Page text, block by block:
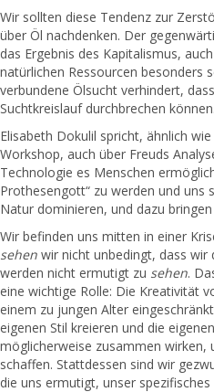
Wir sollten diese Tendenz zur
über Öl nachdenken. Der
das Ergebnis des Kapitalismus,
natürlichen Ressourcen besonders
verbundene Ölsucht verhindert,
Suchtkreislauf durchbrechen können.
Elisabeth Dokulil spricht, ähnlich
Workshop, auch über Freuds
Technologie es Menschen
Prothesengott“ zu werden und uns
Natur dominieren, und dazu
Wir befinden uns mitten in einer
sehen wir nicht unbedingt, dass wir
werden nicht ermutigt zu sehen.
eine wichtige Rolle: Die Kreativität
einem zu jungen Alter
eigenen Stil kreieren und die
möglicherweise zusammen wirken,
schaffen. Stattdessen sind wir
die uns ermutigt, unser